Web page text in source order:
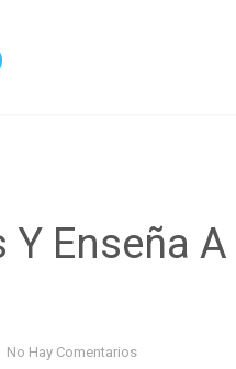
Y Enseña
No Hay Comentarios